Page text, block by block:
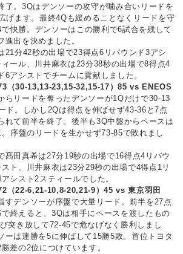
了。3Qはデンソーの攻守が噛み合いリードを
げます。最終4Qも緩めることなくリードを守
で快勝。デンソーはこの勝利で6試合を残して
進出を決めました。
21分42秒の出場で23得点6リバウンド3アシ
ール、川井麻衣は23分38秒の出場で8得点4
6アシストでチームに貢献しました。
（30-13,13-23,15-32,15-17）85 vs ENEOS
らリードを奪ったデンソーが1Qだけで30-13
ド。しかし2Qは得点を伸ばせず43-36と7点
れて前半を終了。後半も3Q中盤からペースは
序盤のリードを生かせず73-85で敗れまし
髙田真希は27分19秒の出場で16得点4リバウ
ト、川井麻衣は23分29秒の出場で4得点1リ
シスト2スティールでした。
（22-6,21-10,8-20,21-9）45 vs 東京羽田
すデンソーが序盤で大量リード。前半を27点
終えると、3Qは相手にペースを渡したもの
突き放して72-45で危なげなく勝利しまし
ーは連勝を5に伸ばして15勝5敗。首位トヨタ
差の2位につけています。